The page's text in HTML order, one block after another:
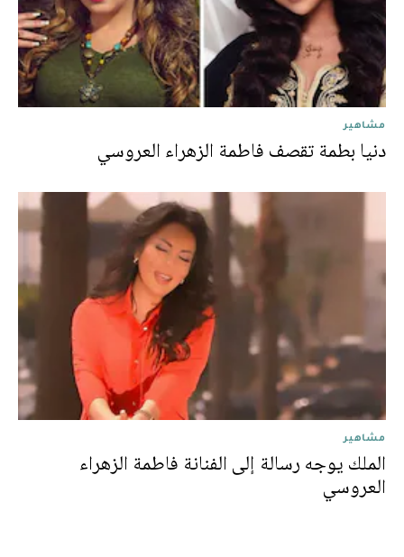
مشاهير
دنيا بطمة تقصف فاطمة الزهراء العروسي
مشاهير
الملك يوجه رسالة إلى الفنانة فاطمة الزهراء
العروسي